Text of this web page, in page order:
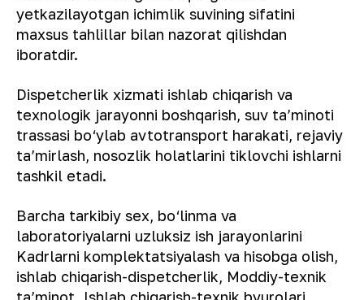
yetkazilayotgan ichimlik suvining sifatini
maxsus tahlillar bilan nazorat qilishdan
iboratdir.
Dispetcherlik xizmati ishlab chiqarish va
texnologik jarayonni boshqarish, suv ta’minoti
trassasi bo‘ylab avtotransport harakati, rejaviy
ta’mirlash, nosozlik holatlarini tiklovchi ishlarni
tashkil etadi.
Barcha tarkibiy sex, bo‘linma va
laboratoriyalarni uzluksiz ish jarayonlarini
Kadrlarni komplektatsiyalash va hisobga olish,
ishlab chiqarish-dispetcherlik, Moddiy-texnik